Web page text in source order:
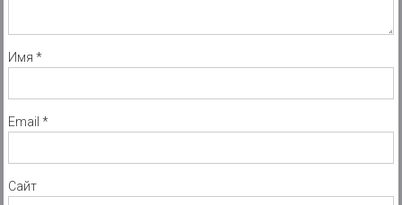
Имя *
Email *
Сайт